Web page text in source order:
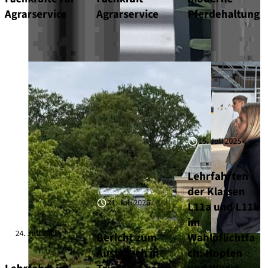
Agrarservice
Agrarservice
Pferdehaltung
24. Juli 2025
21. Juli 2025
Bericht zum
Austausch in
15. Juli 2025
Lehrfahrten
der Klassen
L11a und L11b
im
Wahlpflichtfa
ch: Hopfen